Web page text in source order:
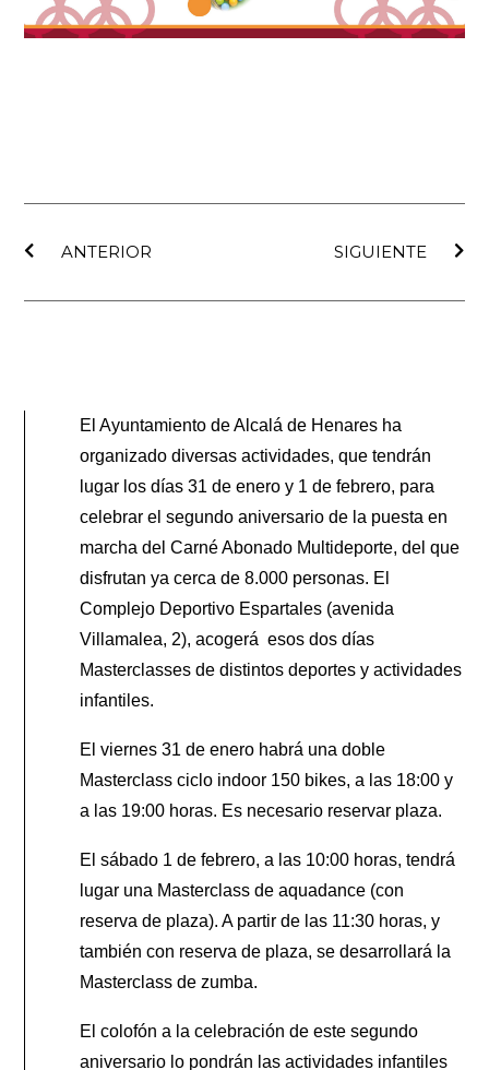
ANTERIOR
SIGUIENTE
El Ayuntamiento de Alcalá de Henares ha
organizado diversas actividades, que tendrán
lugar los días 31 de enero y 1 de febrero, para
celebrar el segundo aniversario de la puesta en
marcha del Carné Abonado Multideporte, del que
disfrutan ya cerca de 8.000 personas. El
Complejo Deportivo Espartales (avenida
Villamalea, 2), acogerá esos dos días
Masterclasses de distintos deportes y actividades
infantiles.
El viernes 31 de enero habrá una doble
Masterclass ciclo indoor 150 bikes, a las 18:00 y
a las 19:00 horas. Es necesario reservar plaza.
El sábado 1 de febrero, a las 10:00 horas, tendrá
lugar una Masterclass de aquadance (con
reserva de plaza). A partir de las 11:30 horas, y
también con reserva de plaza, se desarrollará la
Masterclass de zumba.
El colofón a la celebración de este segundo
aniversario lo pondrán las actividades infantiles